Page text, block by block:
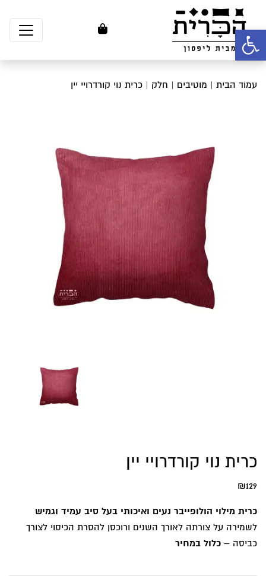
פתח סרגל נגישות
עמוד הבית | מוטיבים | חלק | כרית נוי קורדרויי יין
כרית נוי קורדרויי יין
₪129
כרית מילוי הולופייבר נעים ואיכותי בעל סיב עמיד וגמיש
לשמירה על צורתה לאורך השנים ורוכסן להסרת הכיסוי לצורך
כביסה – כלול במחיר